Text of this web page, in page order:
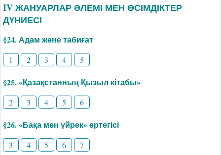
IV ЖАНУАРЛАР ӘЛЕМІ МЕН ӨСІМДІКТЕР
ДҮНИЕСІ
§24. Адам және табиғат
1 2 3 4 5
§25. «Қазақстанның Қызыл кітабы»
2 3 4 5 6
§26. «Бақа мен үйрек» ертегісі
3 4 5 6 7